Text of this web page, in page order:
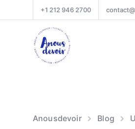
+1 212 946 2700
Anousdevoir Blog